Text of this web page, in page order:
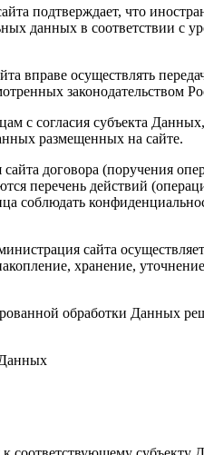
подтверждает, что
данных в соответствии
вправе осуществлять
законодательством
с согласия субъекта
размещенных на сайте.
договора (поручения
перечень действий
соблюдать
сайта
хранение,
обработки Данных